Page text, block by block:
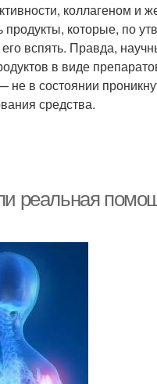
коллагеном и
которые, по
вспять. Правда,
в виде
в состоянии
средства.
реальная